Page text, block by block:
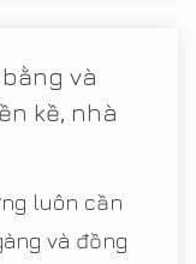
và
kề, nhà
luôn cần
và đồng